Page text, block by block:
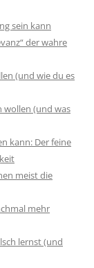
sein kann
der wahre
(und wie du es
wollen (und was
kann: Der feine
meist die
mehr
lernst (und